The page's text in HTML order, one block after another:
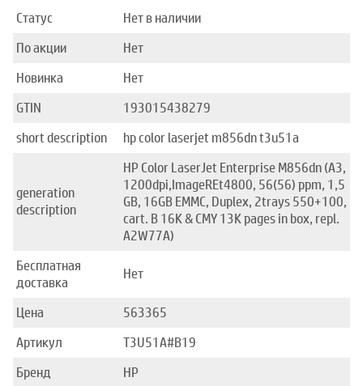
Статус
Нет в наличии
По акции
Нет
Новинка
Нет
GTIN
193015438279
short description
hp color laserjet m856dn t3u51a
generation
description
HP Color LaserJet Enterprise M856dn (A3,
1200dpi,ImageREt4800, 56(56) ppm, 1,5
GB, 16GB EMMC, Duplex, 2trays 550+100,
cart. B 16K & CMY 13K pages in box, repl.
A2W77A)
Бесплатная
доставка
Нет
Цена
563365
Артикул
T3U51A#B19
Бренд
HP